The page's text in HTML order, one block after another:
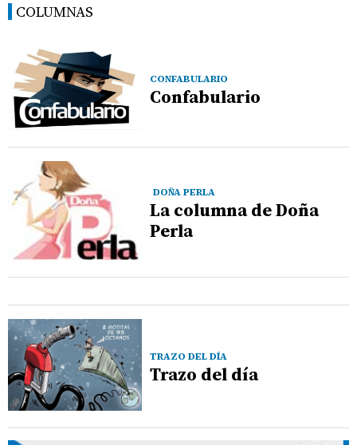
COLUMNAS
CONFABULARIO
Confabulario
DOÑA PERLA
La columna de Doña
Perla
TRAZO DEL DÍA
Trazo del día